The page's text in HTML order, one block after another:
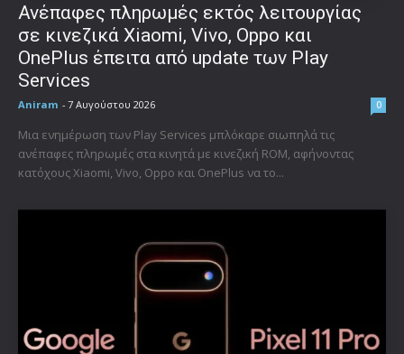
Ανέπαφες πληρωμές εκτός λειτουργίας
σε κινεζικά Xiaomi, Vivo, Oppo και
OnePlus έπειτα από update των Play
Services
Aniram - 7 Αυγούστου 2026 0
Μια ενημέρωση των Play Services μπλόκαρε σιωπηλά τις
ανέπαφες πληρωμές στα κινητά με κινεζική ROM, αφήνοντας
κατόχους Xiaomi, Vivo, Oppo και OnePlus να το...